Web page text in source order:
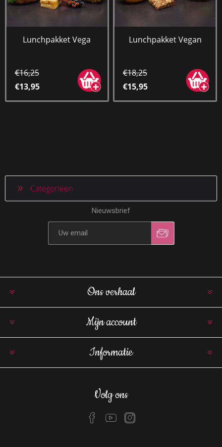
Lunchpakket Vega
€16,25
€13,95
Lunchpakket Vegan
€18,25
€15,95
Categorieen
Nieuwsbrief
Ons verhaal
Mijn account
Informatie
Volg ons